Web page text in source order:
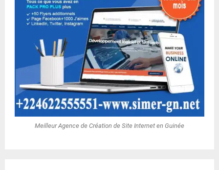
Meilleur Agence de Création de Site Internet en Guinée